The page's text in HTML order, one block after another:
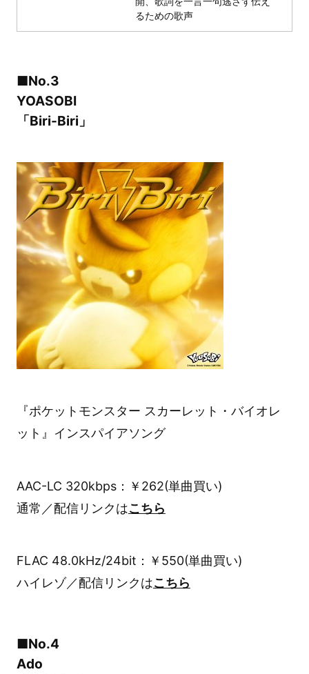
るための歌声
■No.3
YOASOBI
「Biri-Biri」
『ポケットモンスター スカーレット・バイオレ
ット』インスパイアソング
AAC-LC 320kbps：￥262(単曲買い)
通常／配信リンクはこちら
FLAC 48.0kHz/24bit：￥550(単曲買い)
ハイレゾ／配信リンクはこちら
■No.4
Ado